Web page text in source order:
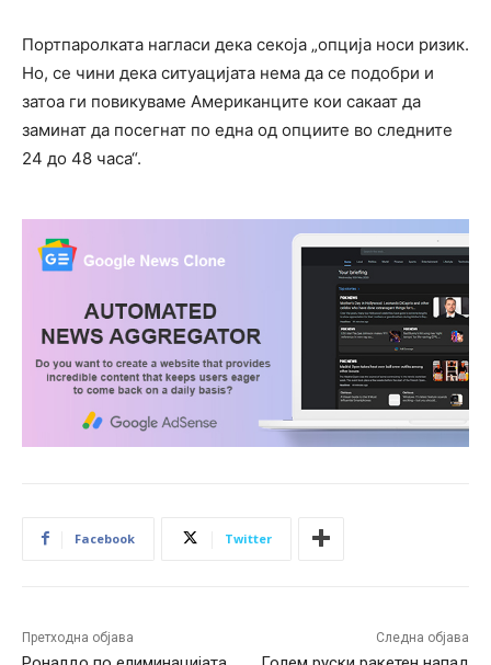
Портпаролката нагласи дека секоја „опција носи ризик.
Но, се чини дека ситуацијата нема да се подобри и
затоа ги повикуваме Американците кои сакаат да
заминат да посегнат по една од опциите во следните
24 до 48 часа“.
Facebook Twitter
Претходна објава Следна објава